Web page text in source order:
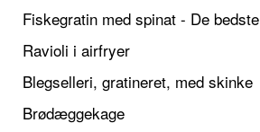
Fiskegratin med spinat - De bedste
Ravioli i airfryer
Blegselleri, gratineret, med skinke
Brødæggekage